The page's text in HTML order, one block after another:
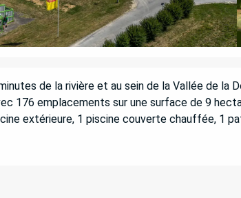
de la rivière et au sein de la Vallée de la
176 emplacements sur une surface de 9
extérieure, 1 piscine couverte chauffée, 1